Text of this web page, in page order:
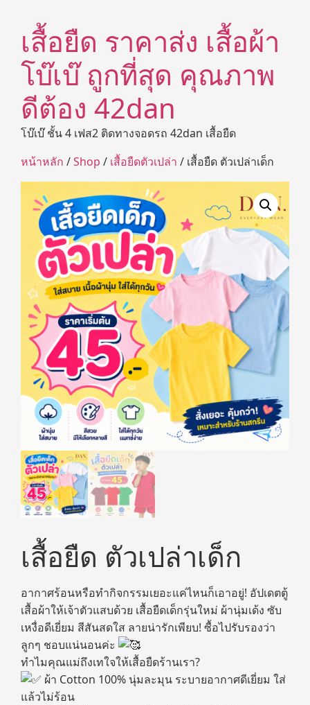
เสื้อยืด ราคาส่ง เสื้อผ้า
โบ๊เบ๊ ถูกที่สุด คุณภาพ
ดีต้อง 42dan
โบ๊เบ๊ ชั้น 4 เฟส2 ติดทางจอดรถ 42dan เสื้อยืด
หน้าหลัก /Shop / เสื้อยืดตัวเปล่า / เสื้อยืด ตัวเปล่าเด็ก
เสื้อยืด ตัวเปล่าเด็ก
อากาศร้อนหรือทำกิจกรรมเยอะแค่ไหนก็เอาอยู่! อัปเดตตู้
เสื้อผ้าให้เจ้าตัวแสบด้วย เสื้อยืดเด็กรุ่นใหม่ ผ้านุ่มเด้ง ซับ
เหงื่อดีเยี่ยม สีสันสดใส ลายน่ารักเพียบ! ซื้อไปรับรองว่า
ลูกๆ ชอบแน่นอนค่ะ
ทำไมคุณแม่ถึงเทใจให้เสื้อยืดร้านเรา?
ผ้า Cotton 100% นุ่มละมุน ระบายอากาศดีเยี่ยม ใส่
แล้วไม่ร้อน